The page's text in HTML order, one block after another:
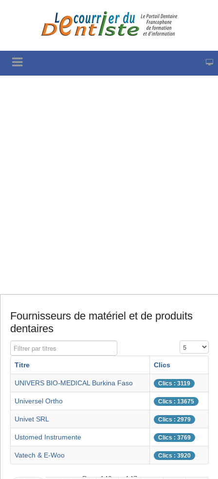
Fournisseurs de matériel et de produits
dentaires
Filtrer par titres Affichage #
Titre Clics
UNIVERS BIO-MEDICAL Burkina Faso Clics : 3119
Universel Ortho Clics : 13675
Univet SRL Clics : 2979
Ustomed Instrumente Clics : 3769
Vatech & E-Woo Clics : 3920